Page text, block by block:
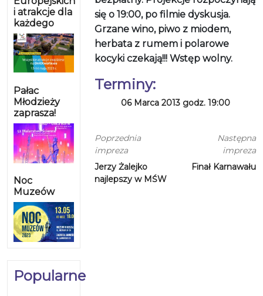
i atrakcje dla
każdego
Pałac
Młodzieży
zaprasza!
Noc
Muzeów
Popularne
się o 19:00, po filmie dyskusja.
Grzane wino, piwo z miodem,
herbata z rumem i polarowe
kocyki czekają!!! Wstęp wolny.
Terminy:
06 Marca 2013 godz. 19:00
Poprzednia
impreza
Jerzy Żalejko
najlepszy w MŚW
Następna
impreza
Finał Karnawału